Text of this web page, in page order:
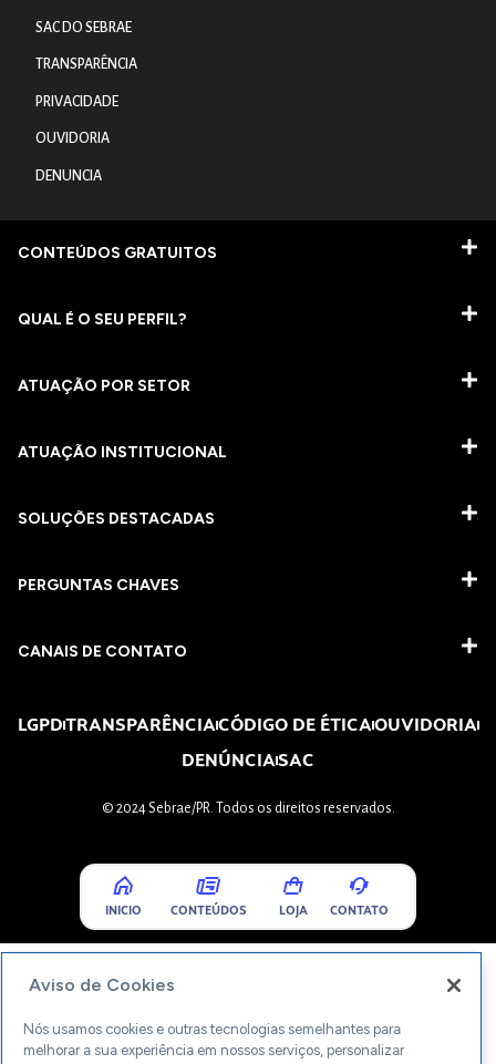
SAC DO SEBRAE
TRANSPARÊNCIA
PRIVACIDADE
OUVIDORIA
DENUNCIA
CONTEÚDOS GRATUITOS
QUAL É O SEU PERFIL?
ATUAÇÃO POR SETOR
ATUAÇÃO INSTITUCIONAL
SOLUÇÕES DESTACADAS
PERGUNTAS CHAVES​
CANAIS DE CONTATO
LGPDTRANSPARÊNCIACÓDIGO DE ÉTICAOUVIDORIA
DENÚNCIASAC
© 2024 Sebrae/PR. Todos os direitos reservados.
INICIO CONTEÚDOS LOJA CONTATO
Aviso de Cookies
Nós usamos cookies e outras tecnologias semelhantes para
melhorar a sua experiência em nossos serviços, personalizar